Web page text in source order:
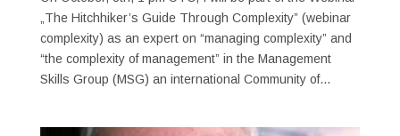
„The Hitchhiker’s Guide Through Complexity” (webinar
complexity) as an expert on “managing complexity” and
“the complexity of management” in the Management
Skills Group (MSG) an international Community of...